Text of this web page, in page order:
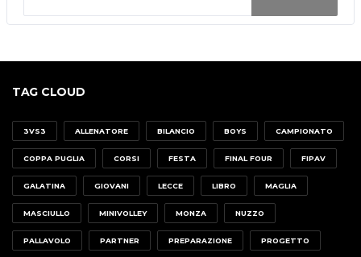
TAG CLOUD
3VS3 ALLENATORE BILANCIO BOYS CAMPIONATO
COPPA PUGLIA CORSI FESTA FINAL FOUR FIPAV
GALATINA GIOVANI LECCE LIBRO MAGLIA
MASCIULLO MINIVOLLEY MONZA NUZZO
PALLAVOLO PARTNER PREPARAZIONE PROGETTO